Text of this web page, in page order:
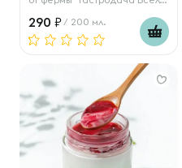
290 / 200 мл.